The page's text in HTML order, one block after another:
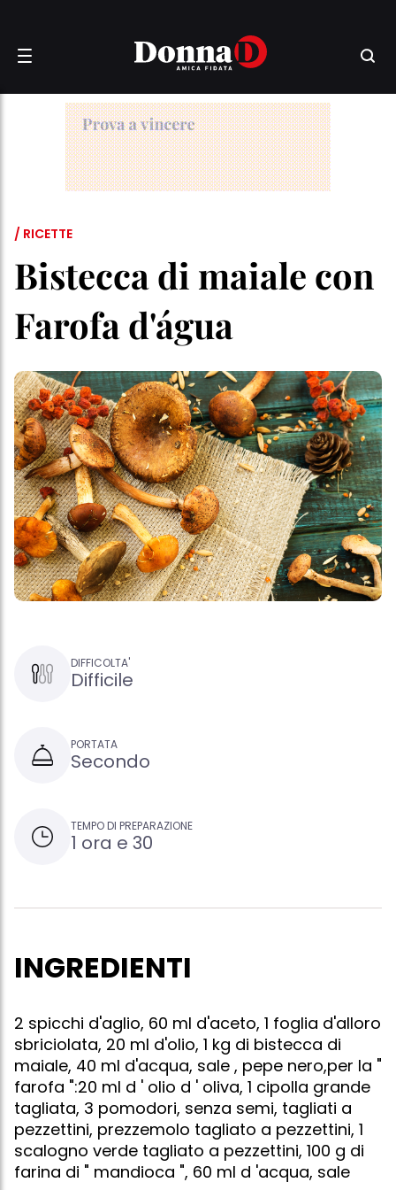
/ RICETTE
Bistecca di maiale con
Farofa d'água
DIFFICOLTA'
Difficile
PORTATA
Secondo
TEMPO DI PREPARAZIONE
1 ora e 30
INGREDIENTI
2 spicchi d'aglio, 60 ml d'aceto, 1 foglia d'alloro
sbriciolata, 20 ml d'olio, 1 kg di bistecca di
maiale, 40 ml d'acqua, sale , pepe nero,per la "
farofa ":20 ml d ' olio d ' oliva, 1 cipolla grande
tagliata, 3 pomodori, senza semi, tagliati a
pezzettini, prezzemolo tagliato a pezzettini, 1
scalogno verde tagliato a pezzettini, 100 g di
farina di " mandioca ", 60 ml d 'acqua, sale